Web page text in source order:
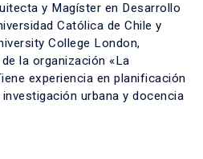
y Magíster en Desarrollo
Católica de Chile y
College London,
la organización «La
experiencia en planificación
urbana y docencia